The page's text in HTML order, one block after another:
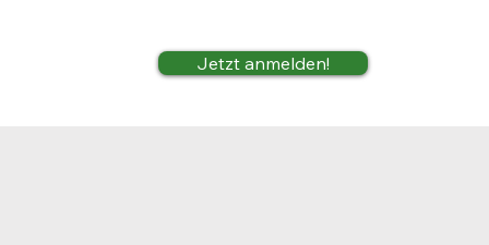
Jetzt anmelden!